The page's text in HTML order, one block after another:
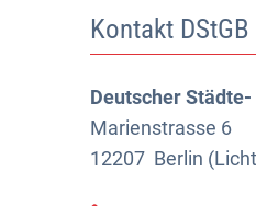
Kontakt DStGB
Deutscher Städte-
Marienstrasse 6
12207 Berlin